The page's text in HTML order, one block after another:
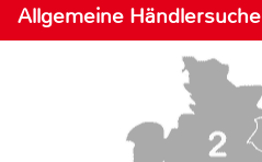
Allgemeine Händlersuche